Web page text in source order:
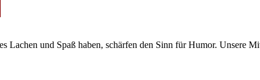
Lachen und Spaß haben, schärfen den Sinn für Humor. Unsere